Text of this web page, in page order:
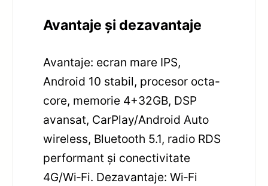
Avantaje și dezavantaje
Avantaje: ecran mare IPS,
Android 10 stabil, procesor octa-
core, memorie 4+32GB, DSP
avansat, CarPlay/Android Auto
wireless, Bluetooth 5.1, radio RDS
performant și conectivitate
4G/Wi‑Fi. Dezavantaje: Wi‑Fi